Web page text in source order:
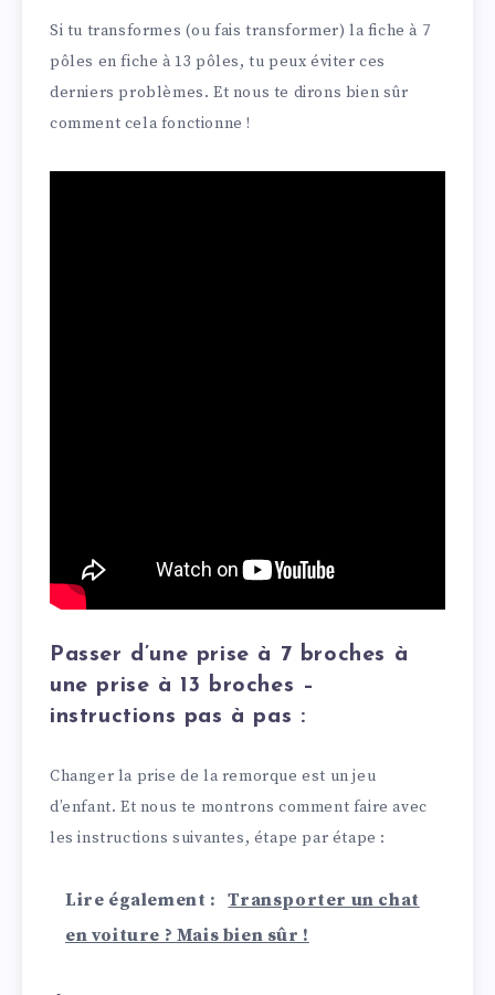
Si tu transformes (ou fais transformer) la fiche à 7
pôles en fiche à 13 pôles, tu peux éviter ces
derniers problèmes. Et nous te dirons bien sûr
comment cela fonctionne !
Passer d’une prise à 7 broches à
une prise à 13 broches –
instructions pas à pas :
Changer la prise de la remorque est un jeu
d’enfant. Et nous te montrons comment faire avec
les instructions suivantes, étape par étape :
Lire également :
Transporter un chat
en voiture ? Mais bien sûr !